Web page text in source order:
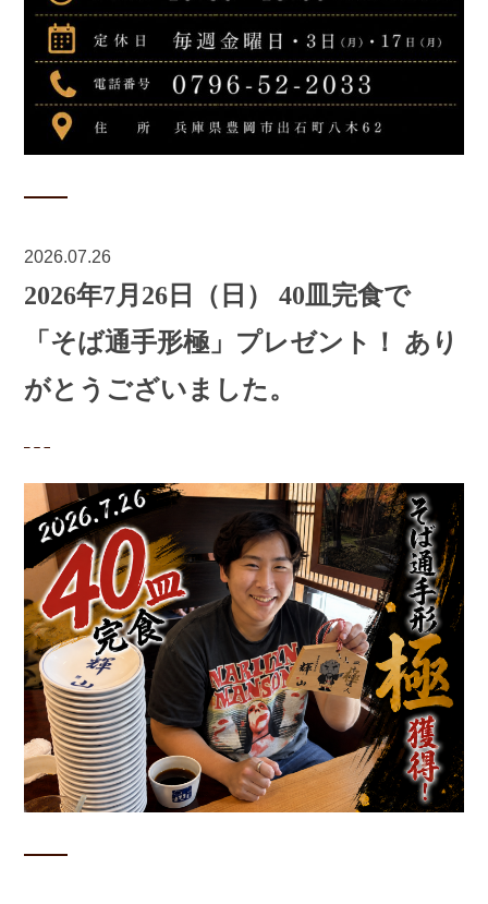
2026.07.26
2026年7月26日（日） 40皿完食で
「そば通手形極」プレゼント！ あり
がとうございました。